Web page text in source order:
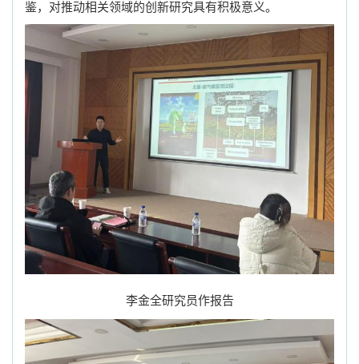
鉴，对推动相关领域的创新研究具有积极意义。
李金全研究员作报告